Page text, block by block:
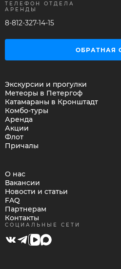
ТЕЛЕФОН ОТДЕЛА
АРЕНДЫ
8-812-327-14-15
ОБРАТНАЯ
Экскурсии и прогулки
Метеоры в Петергоф
Катамараны в Кронштадт
Комбо-туры
Аренда
Акции
Флот
Причалы
О нас
Вакансии
Новости и статьи
FAQ
Партнерам
Контакты
СОЦИАЛЬНЫЕ СЕТИ